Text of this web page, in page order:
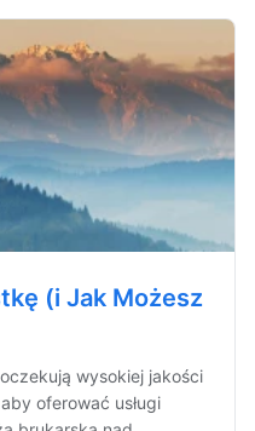
(i Jak Możesz
wysokiej jakości
oferować usługi